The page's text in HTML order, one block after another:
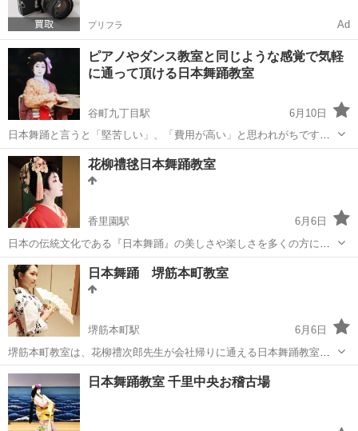
プリフラ Ad
ピアノやダンス教室と同じような感覚で気軽
に通って頂ける日本舞踊教室
谷町九丁目駅
6月10日
日本舞踊と言うと「堅苦しい」、「費用が高い」と思われがちです
が、当教室はピアノやダンスの教室と同じような感覚で気軽に通って
頂ける大阪市中央区にある日本舞踊教室です。 現在のブームは古典芸
能です。日本舞踊を学ぶ事で、立ち振る...
大阪 大阪市 谷町九丁目駅 日本舞踊
花柳禮毬日本舞踊教室
香里園駅
6月6日
日本の伝統文化である『日本舞踊』の美しさや楽しさを多くの方に知
ってもらいたい。再発見してもらいたい。伝統芸能だからとかしこま
り、興味があるのに敷居が高いと敬遠せず、花柳流の日本舞踊を身近
に感じてもらいたいと考えております。 ...
大阪 寝屋川市 香里園駅 日本舞踊
日本舞踊 堺筋本町教室
堺筋本町駅
6月6日
堺筋本町教室は、花柳禮次郎先生が会社帰りに通える日本舞踊教室と
して開設しました。大阪の堺筋本町で５０年以上の歴史があります。
お稽古は初心者の方でも安心の個人レッスンです。着付けも指導いた
します。子どもから大人まで、未経験...
大阪 大阪市 堺筋本町駅 日本舞踊 花柳
日本舞踊教室 千里中央お稽古場